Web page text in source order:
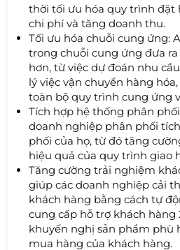
thời tối ưu hóa quy trình đặt
chi phí và tăng doanh thu.
Tối ưu hóa chuỗi cung ứng:
trong chuỗi cung ứng đưa
hơn, từ việc dự đoán nhu
lý việc vận chuyển hàng
toàn bộ quy trình cung ứng
Tích hợp hệ thống phân
doanh nghiệp phân phối
phối của họ, từ đó tăng
hiệu quả của quy trình giao
Tăng cường trải nghiệm
giúp các doanh nghiệp cải
khách hàng bằng cách tự
cung cấp hỗ trợ khách hàng
khuyến nghị sản phẩm phù
mua hàng của khách hàng.